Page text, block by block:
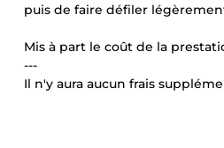
puis de faire défiler
Mis à part le coût de la
---
Il n'y aura aucun frais